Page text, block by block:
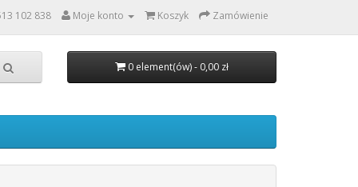
102 838 Moje konto Koszyk Zamówienie
0 element(ów) - 0,00 zł